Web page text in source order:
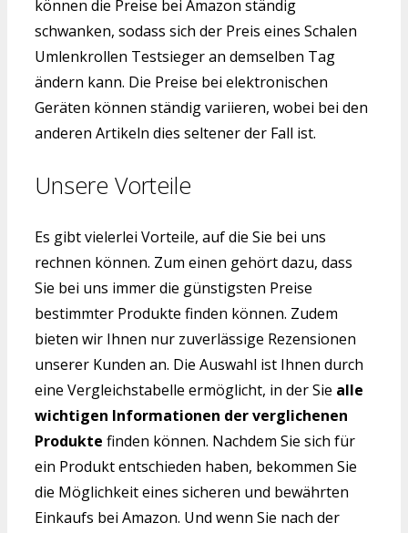
können die Preise bei Amazon ständig
schwanken, sodass sich der Preis eines Schalen
Umlenkrollen Testsieger an demselben Tag
ändern kann. Die Preise bei elektronischen
Geräten können ständig variieren, wobei bei den
anderen Artikeln dies seltener der Fall ist.
Unsere Vorteile
Es gibt vielerlei Vorteile, auf die Sie bei uns
rechnen können. Zum einen gehört dazu, dass
Sie bei uns immer die günstigsten Preise
bestimmter Produkte finden können. Zudem
bieten wir Ihnen nur zuverlässige Rezensionen
unserer Kunden an. Die Auswahl ist Ihnen durch
eine Vergleichstabelle ermöglicht, in der Sie alle
wichtigen Informationen der verglichenen
Produkte finden können. Nachdem Sie sich für
ein Produkt entschieden haben, bekommen Sie
die Möglichkeit eines sicheren und bewährten
Einkaufs bei Amazon. Und wenn Sie nach der